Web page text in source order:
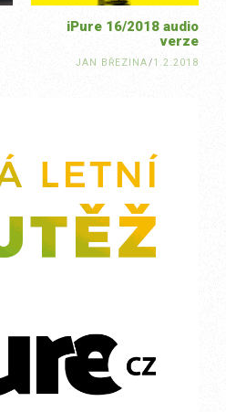
iPure 16/2018 audio
verze
JAN BŘEZINA/1.2.2018